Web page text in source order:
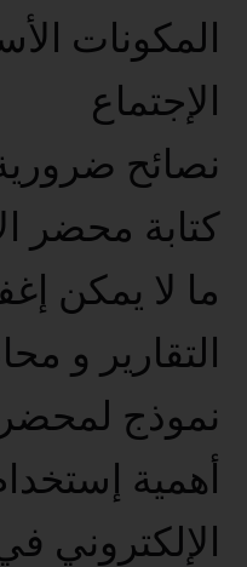
المكونات
الإجتماع
نصائح
كتابة محضر
ما لا يمكن
التقارير و
نموذج
أهمية
الإلكتروني